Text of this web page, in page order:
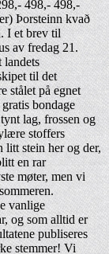
498,- 498,-
Þorsteinn kvað
I et brev til
av fredag 21.
landets
til det
stålet på egnet
bondage
lag, frossen og
stoffers
litt stein her og der,
en rar
møter, men vi
vanlige
og som alltid er
publiseres
stemmer! Vi